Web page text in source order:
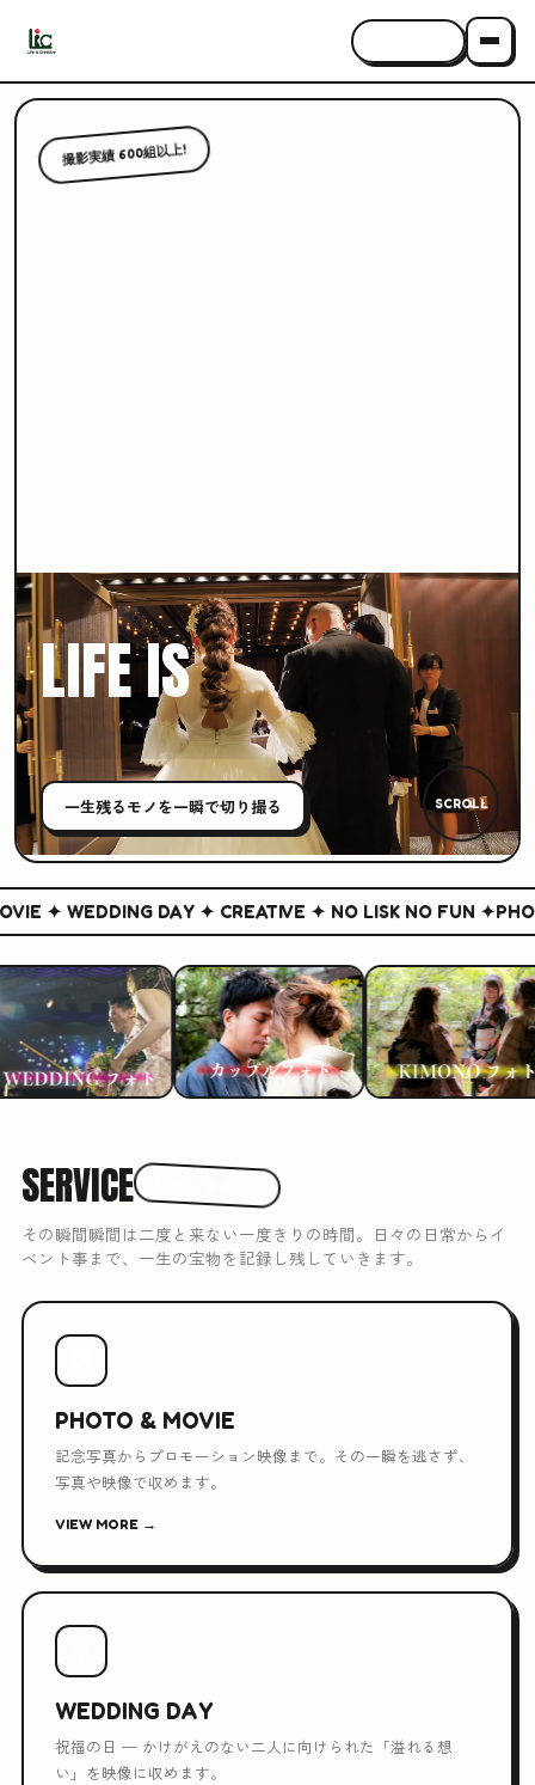
撮影実績 600組以上!
LIFE IS
CREATIVE
一生残るモノを一瞬で切り撮る SCROLL
✦ WEDDING DAY ✦ CREATIVE ✦ NO LISK NO FUN ✦
SERVICE
その瞬間瞬間は二度と来ない一度きりの時間。日々の日常からイ
ベント事まで、一生の宝物を記録し残していきます。
PHOTO & MOVIE
記念写真からプロモーション映像まで。その一瞬を逃さず、
写真や映像で収めます。
VIEW MORE →
WEDDING DAY
祝福の日 — かけがえのない二人に向けられた「溢れる想
い」を映像に収めます。